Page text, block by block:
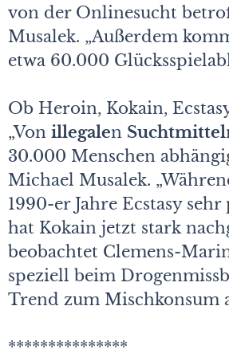
von der Onlinesucht
Musalek. „Außerdem
etwa 60.000
Ob Heroin, Kokain,
„Von illegalen Suchtmittel
30.000 Menschen
Michael Musalek.
1990-er Jahre Ecstasy
hat Kokain jetzt stark
beobachtet Clemens-
speziell beim
Trend zum Mischkonsum
***************